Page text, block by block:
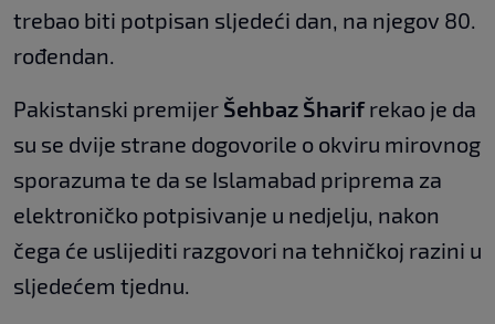
trebao biti potpisan sljedeći dan, na njegov 80.
rođendan.
Pakistanski premijer Šehbaz Šharifrekao je da
su se dvije strane dogovorile o okviru mirovnog
sporazuma te da se Islamabad priprema za
elektroničko potpisivanje u nedjelju, nakon
čega će uslijediti razgovori na tehničkoj razini u
sljedećem tjednu.